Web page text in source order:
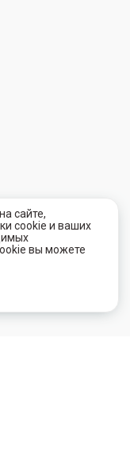
сайте,
cookie и ваших
вы можете